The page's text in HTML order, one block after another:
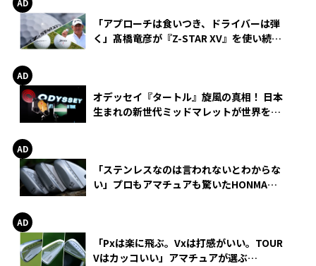
「アプローチは食いつき、ドライバーは弾
く」髙橋竜彦が『Z-STAR XV』を使い続け
オデッセイ『タートル』旋風の真相！ 日本
生まれの新世代ミッドマレットが世界を席
「ステンレスなのは言われないとわからな
い」プロもアマチュアも驚いたHONMA
「Pxは楽に飛ぶ。Vxは打感がいい。TOUR
Vはカッコいい」アマチュアが選ぶ